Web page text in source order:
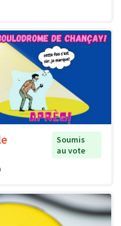
Soumis
au vote